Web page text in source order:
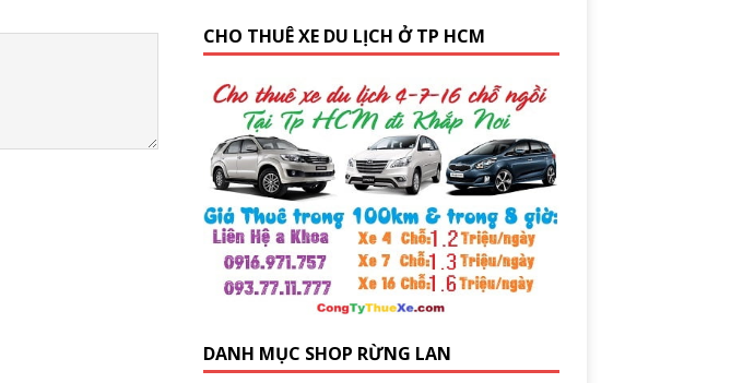
CHO THUÊ XE DU LỊCH Ở TP HCM
DANH MỤC SHOP RỪNG LAN